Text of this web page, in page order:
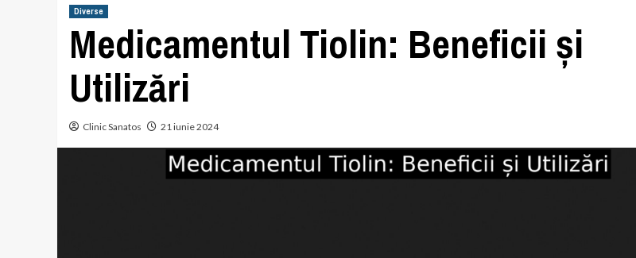
Diverse
Medicamentul Tiolin: Beneficii și
Utilizări
Clinic Sanatos 21 iunie 2024